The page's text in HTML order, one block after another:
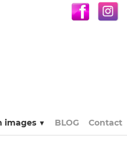
images ▼ BLOG Contact